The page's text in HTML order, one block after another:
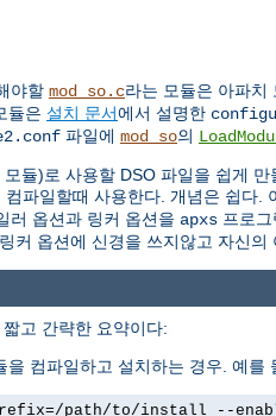
야할 mod_so.c라는 모듈은 아파치
듈은 설치 문서에서 설명한
파일에 mod_so의
듈)로 사용할 DSO 파일을 쉽게 만
파일할때 사용한다. 개념은 쉽다.
러 옵션과 링커 옵션을 apxs 프로
커 옵션에 신경을 쓰지않고 자신의
고 간략한 요약이다:
을 컴파일하고 설치하는 경우. 예를
path/to/install --